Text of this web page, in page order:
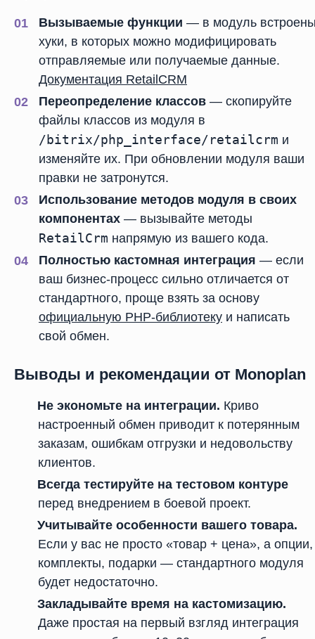
Вызываемые функции — в модуль
хуки, в которых можно модифицировать
отправляемые или получаемые данные.
Документация RetailCRM
Переопределение классов — скопируйте
файлы классов из модуля в
/bitrix/php_interface/retailcrm и
изменяйте их. При обновлении модуля ваши
правки не затронутся.
Использование методов модуля в своих
компонентах — вызывайте методы
RetailCrm напрямую из вашего кода.
Полностью кастомная интеграция — если
ваш бизнес-процесс сильно отличается от
стандартного, проще взять за основу
официальную PHP-библиотеку и написать
свой обмен.
Выводы и рекомендации от Monoplan
Не экономьте на интеграции. Криво
настроенный обмен приводит к потерянным
заказам, ошибкам отгрузки и недовольству
клиентов.
Всегда тестируйте на тестовом контуре
перед внедрением в боевой проект.
Учитывайте особенности вашего товара.
Если у вас не просто «товар + цена», а опции,
комплекты, подарки — стандартного модуля
будет недостаточно.
Закладывайте время на кастомизацию.
Даже простая на первый взгляд интеграция